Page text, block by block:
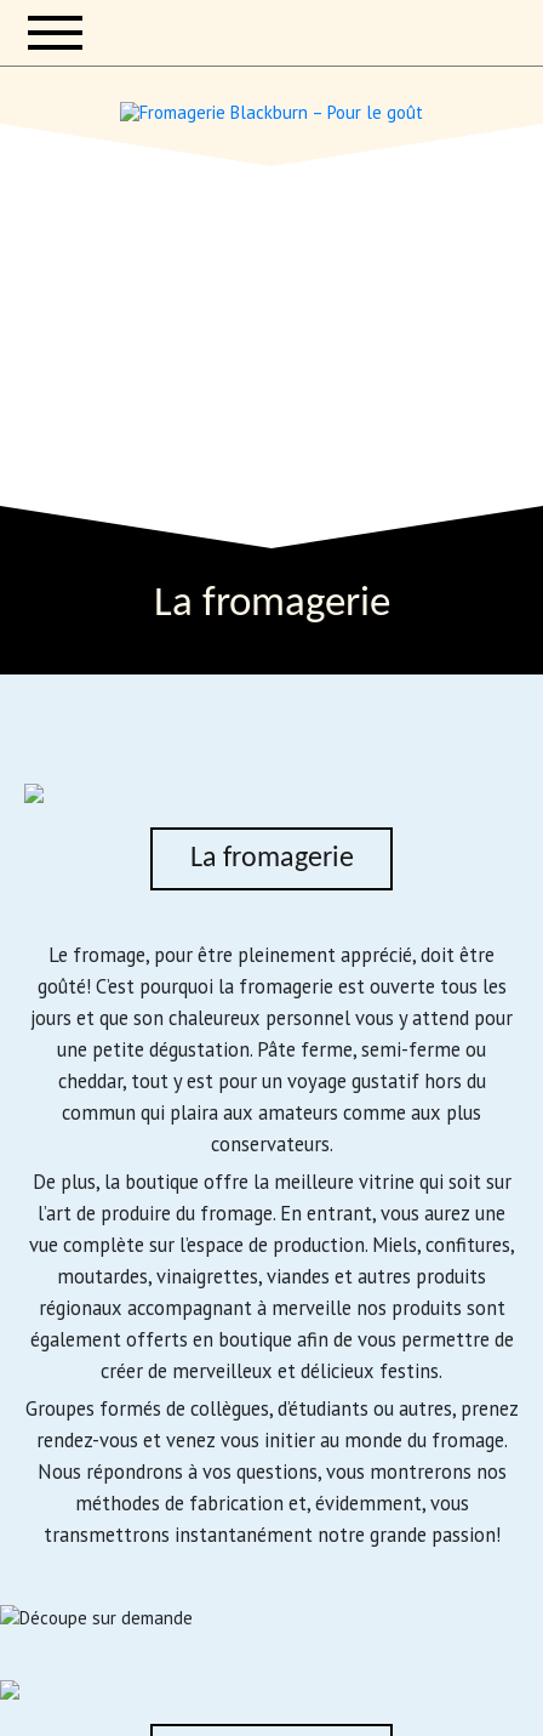
La fromagerie
La fromagerie
Le fromage, pour être pleinement apprécié, doit être
goûté! C’est pourquoi la fromagerie est ouverte tous les
jours et que son chaleureux personnel vous y attend pour
une petite dégustation. Pâte ferme, semi-ferme ou
cheddar, tout y est pour un voyage gustatif hors du
commun qui plaira aux amateurs comme aux plus
conservateurs.
De plus, la boutique offre la meilleure vitrine qui soit sur
l’art de produire du fromage. En entrant, vous aurez une
vue complète sur l’espace de production. Miels, confitures,
moutardes, vinaigrettes, viandes et autres produits
régionaux accompagnant à merveille nos produits sont
également offerts en boutique afin de vous permettre de
créer de merveilleux et délicieux festins.
Groupes formés de collègues, d’étudiants ou autres, prenez
rendez-vous et venez vous initier au monde du fromage.
Nous répondrons à vos questions, vous montrerons nos
méthodes de fabrication et, évidemment, vous
transmettrons instantanément notre grande passion!